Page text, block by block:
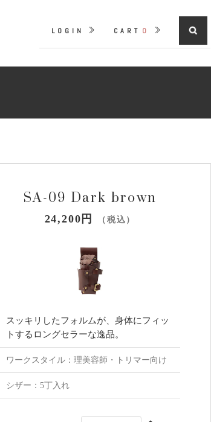
CART 0
LOGIN
SA-09 Dark brown
24,200円 （税込）
スッキリしたフォルムが、身体にフィッ
トするロングセラーな逸品。
ワークスタイル：理美容師・トリマー向け
シザー：5丁入れ